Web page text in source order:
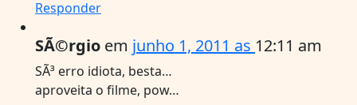
Responder
SÃ©rgio em junho 1, 2011 as 12:11 am
SÃ³ erro idiota, besta…
aproveita o filme, pow…